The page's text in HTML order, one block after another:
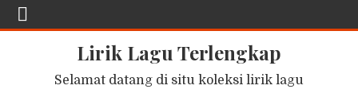
Lirik Lagu Terlengkap
Selamat datang di situ koleksi lirik lagu